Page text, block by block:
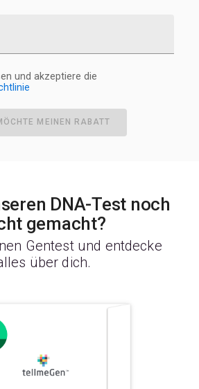
und akzeptiere die
MEINEN RABATT
DNA-Test noch
gemacht?
Gentest und entdecke
über dich.